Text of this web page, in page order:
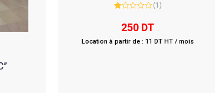
1.00
out
5
(1)
250 DT
Location à partir de : 11 DT HT / mois